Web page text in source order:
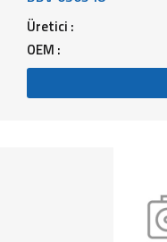
Üretici :
OEM :